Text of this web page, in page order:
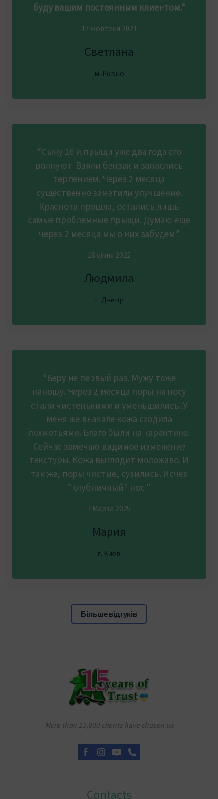
буду вашим постоянным клиентом.”
17 жовтеня 2021
Светлана
м. Ровно
“Сыну 16 и прыщи уже два года его
волнуют. Взяли бензак и запаслись
терпением. Через 2 месяца
существенно заметили улучшение.
Краснота прошла, остались лишь
самые проблемные прыщи. Думаю еще
через 2 месяца мы о них забудем”
18 січня 2022
Людмила
г. Днепр
“Беру не первый раз. Мужу тоже
наношу. Через 2 месяца поры на носу
стали чистенькими и уменьшились. У
меня же вначале кожа сходила
лохмотьями. Благо были на карантине.
Сейчас замечаю видимое изменение
текстуры. Кожа выглядит моложаво. И
так же, поры чистые, сузились. Исчез
"клубничный" нос "
7 Марта 2025
Мария
г. Киев
Більше відгуків
More than 15,000 clients have chosen us
Contacts